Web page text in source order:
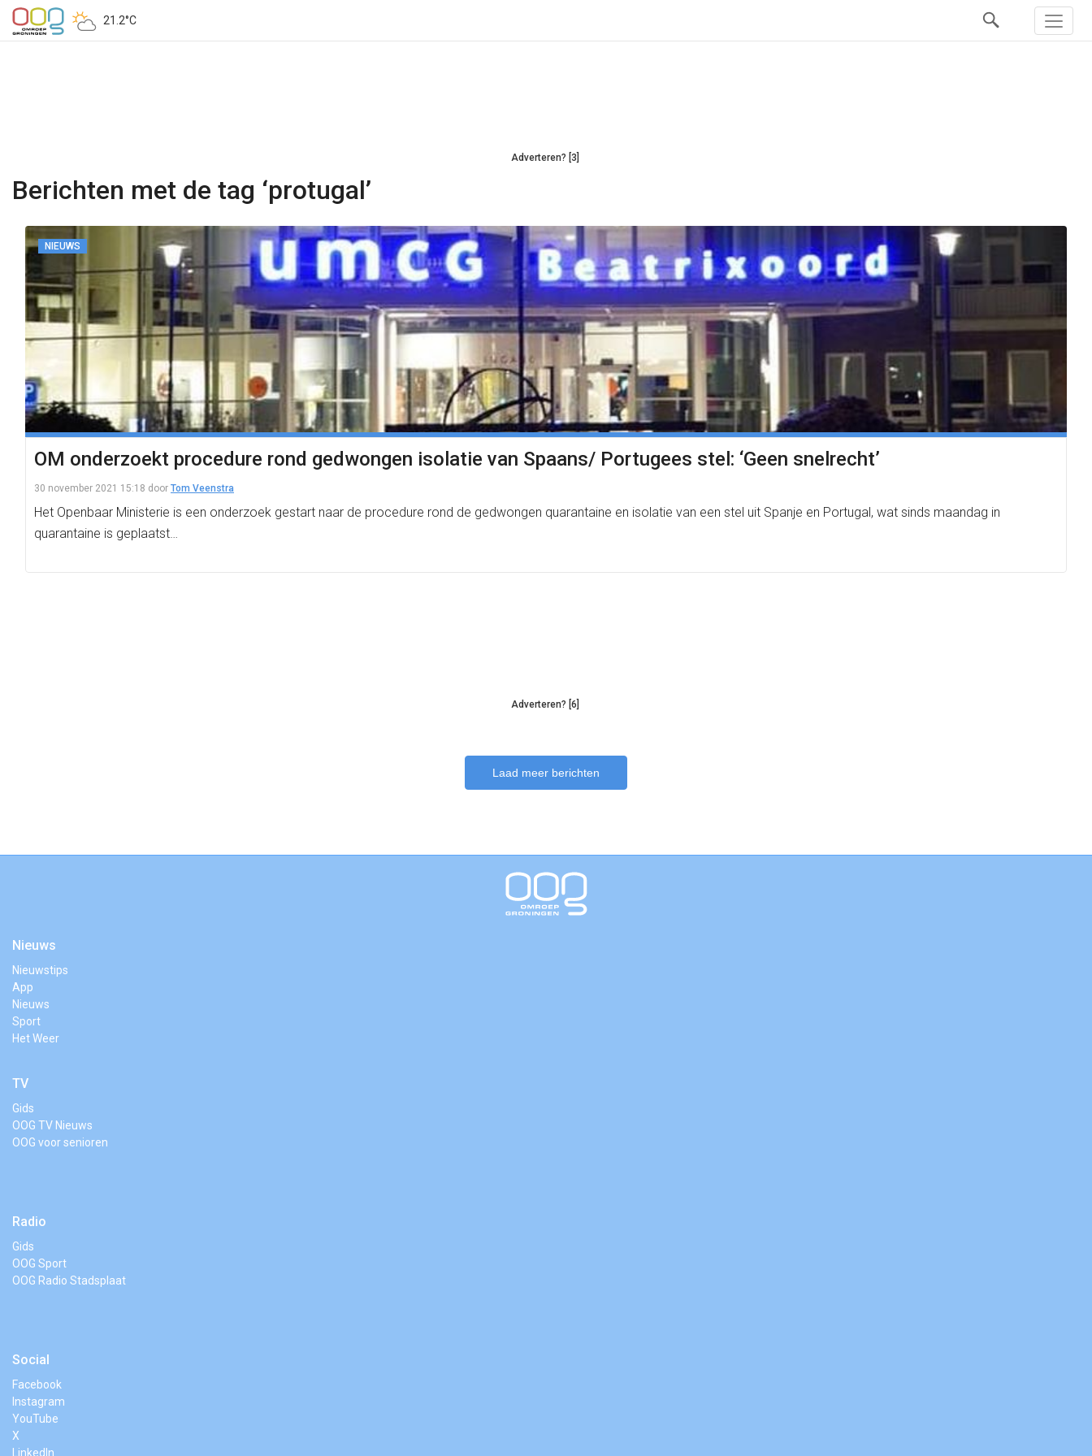
21.2°C
Adverteren? [3]
Berichten met de tag ‘protugal’
NIEUWS
OM onderzoekt procedure rond gedwongen isolatie van Spaans/ Portugees stel: ‘Geen snelrecht’
30 november 2021 15:18 door Tom Veenstra
Het Openbaar Ministerie is een onderzoek gestart naar de procedure rond de gedwongen quarantaine en isolatie van een stel uit Spanje en Portugal, wat sinds maandag in
quarantaine is geplaatst…
Adverteren? [6]
Laad meer berichten
Nieuws
Nieuwstips
App
Nieuws
Sport
Het Weer
TV
Gids
OOG TV Nieuws
OOG voor senioren
Radio
Gids
OOG Sport
OOG Radio Stadsplaat
Social
Facebook
Instagram
YouTube
X
LinkedIn